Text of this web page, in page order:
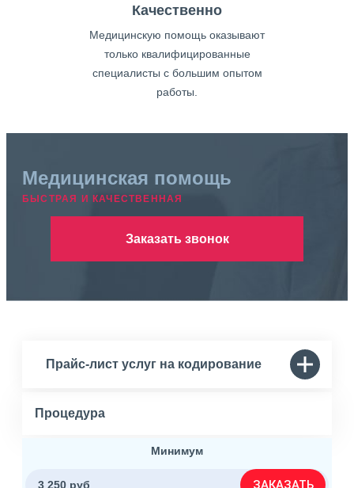
Качественно
Медицинскую помощь оказывают
только квалифицированные
специалисты с большим опытом
работы.
Медицинская помощь
БЫСТРАЯ И КАЧЕСТВЕННАЯ
Заказать звонок
Прайс-лист услуг на кодирование
Процедура
Минимум
3 250 руб ЗАКАЗАТЬ